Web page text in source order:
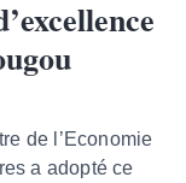
de l’Economie
a adopté ce